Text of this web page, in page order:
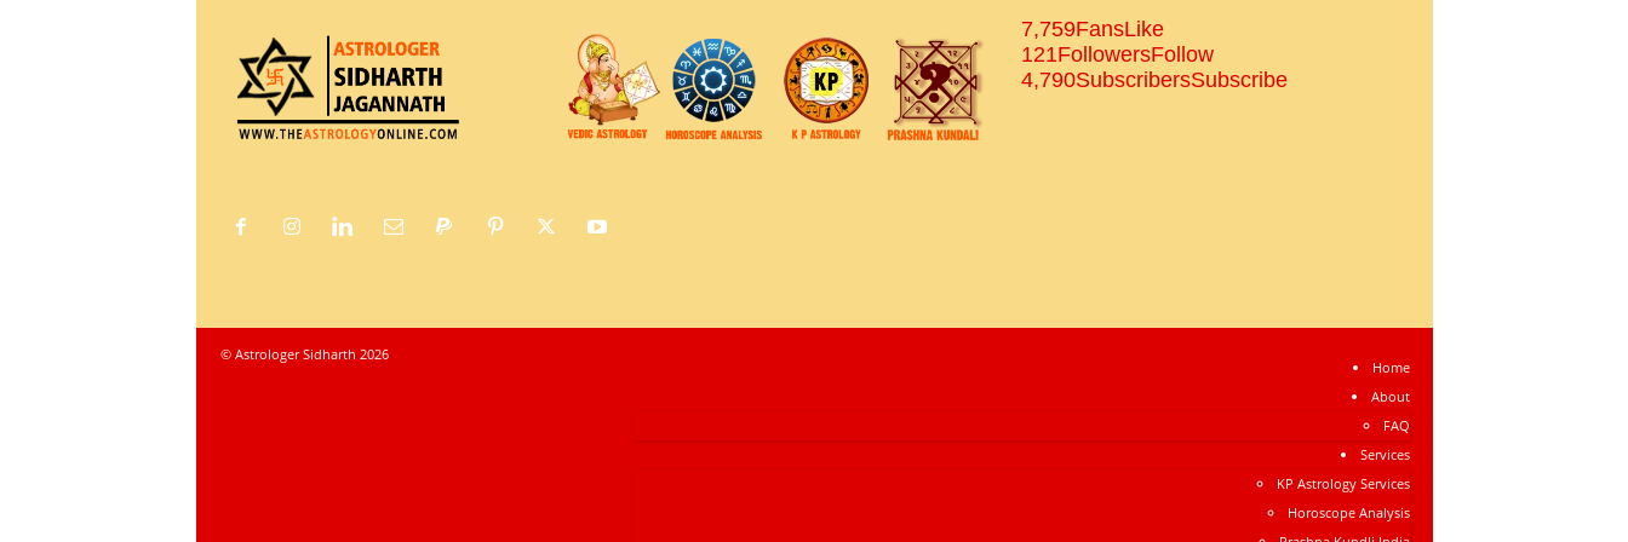
7,759FansLike
121FollowersFollow
4,790SubscribersSubscribe
Home
About
FAQ
Services
KP Astrology Services
Horoscope Analysis
© Astrologer Sidharth 2026